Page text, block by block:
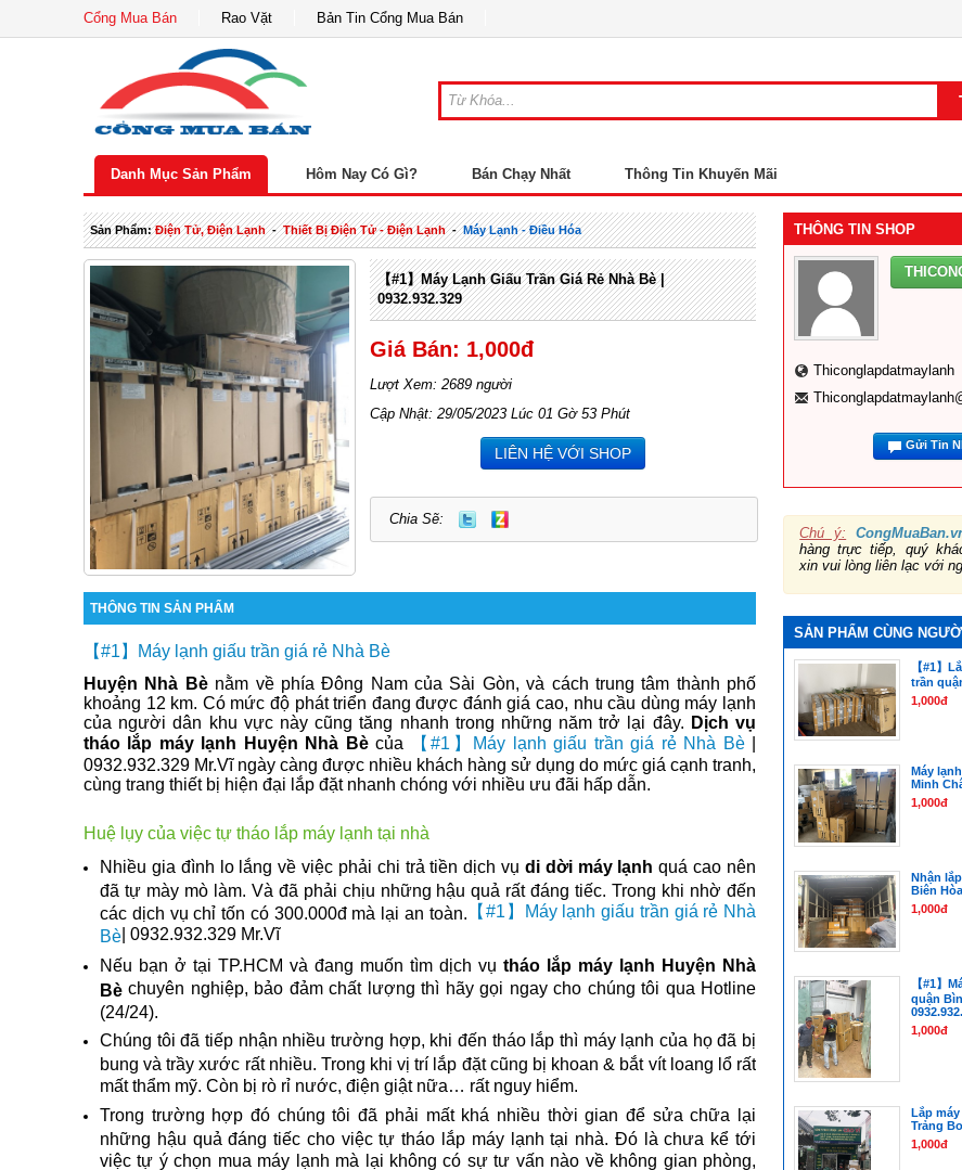
Cổng Mua Bán Rao Vặt Bản Tin Cổng Mua Bán
Danh Mục Sản Phẩm Hôm Nay Có Gì? Bán Chạy Nhất Thông Tin Khuyến Mãi
Sản Phẩm:Điện Tử, Điện Lạnh-Thiết Bị Điện Tử - Điện Lạnh-Máy Lạnh - Điều Hóa
【#1】Máy Lạnh Giấu Trần Giá Rẻ Nhà Bè |
0932.932.329
Giá Bán: 1,000đ
Lượt Xem: 2689 người
Cập Nhật: 29/05/2023 Lúc 01 Gờ 53 Phút
LIÊN HỆ VỚI SHOP
Chia Sẽ:
THÔNG TIN SẢN PHẨM
【#1】Máy lạnh giấu trần giá rẻ Nhà Bè
Huyện Nhà Bènằm về phía Đông Nam của Sài Gòn, và cách trung tâm thành phố
khoảng 12 km. Có mức độ phát triển đang được đánh giá cao, nhu cầu dùng máy lạnh
của người dân khu vực này cũng tăng nhanh trong những năm trở lại đây. Dịch vụ
tháo lắp máy lạnh Huyện Nhà Bècủa 【#1】Máy lạnh giấu trần giá rẻ Nhà Bè
0932.932.329 Mr.Vĩ ngày càng được nhiều khách hàng sử dụng do mức giá cạnh tranh,
cùng trang thiết bị hiện đại lắp đặt nhanh chóng với nhiều ưu đãi hấp dẫn.
Huệ lụy của việc tự tháo lắp máy lạnh tại nhà
Nhiều gia đình lo lắng về việc phải chi trả tiền dịch vụ di dời máy lạnh quá cao nên
đã tự mày mò làm. Và đã phải chịu những hậu quả rất đáng tiếc. Trong khi nhờ đến
các dịch vụ chỉ tốn có 300.000đ mà lại an toàn.
【#1】Máy lạnh giấu trần giá rẻ Nhà
Bè | 0932.932.329 Mr.Vĩ
Nếu bạn ở tại TP.HCM và đang muốn tìm dịch vụ tháo lắp máy lạnh Huyện Nhà
Bè chuyên nghiệp, bảo đảm chất lượng thì hãy gọi ngay cho chúng tôi qua Hotline
(24/24).
Chúng tôi đã tiếp nhận nhiều trường hợp, khi đến tháo lắp thì máy lạnh của họ đã bị
bung và trầy xước rất nhiều. Trong khi vị trí lắp đặt cũng bị khoan & bắt vít loang lổ rất
mất thẩm mỹ. Còn bị rò rỉ nước, điện giật nữa… rất nguy hiểm.
Trong trường hợp đó chúng tôi đã phải mất khá nhiều thời gian để sửa chữa lại
những hậu quả đáng tiếc cho việc tự tháo lắp máy lạnh tại nhà. Đó là chưa kể tới
việc tự ý chọn mua máy lạnh mà lại không có sự tư vấn nào về không gian phòng,
THÔNG TIN SHOP
Thiconglapdatmaylanh
Gửi Tin
Chú ý:
hàng trực tiếp, quý
xin vui lòng liên lạc với
SẢN PHẨM CÙNG
【#1】
trần
1,000đ
Máy
Minh
1,000đ
Nhận
Biên
1,000đ
【#1】
quận
1,000đ
Lắp
Trảng
1,000đ